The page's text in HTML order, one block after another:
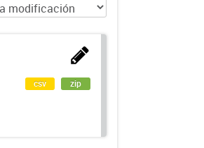
csv zip